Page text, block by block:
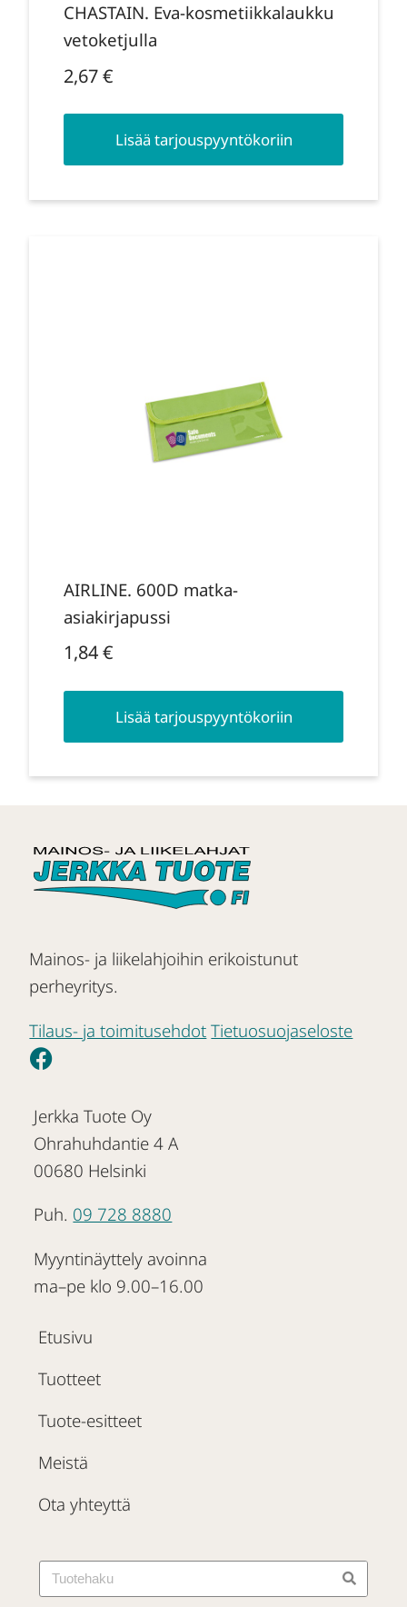
CHASTAIN. Eva-kosmetiikkalaukku
vetoketjulla
2,67€
Lisää tarjouspyyntökoriin
AIRLINE. 600D matka-
asiakirjapussi
1,84€
Lisää tarjouspyyntökoriin
Mainos- ja liikelahjoihin erikoistunut
perheyritys.
Tilaus- ja toimitusehdot Tietuosuojaseloste
Jerkka Tuote Oy
Ohrahuhdantie 4 A
00680 Helsinki
Puh. 09 728 8880
Myyntinäyttely avoinna
ma–pe klo 9.00–16.00
Etusivu
Tuotteet
Tuote-esitteet
Meistä
Ota yhteyttä